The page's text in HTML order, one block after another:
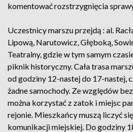
komentować rozstrzygnięcia
Uczestnicy marszu przejdą : al.
Lipową, Narutowicz, Głęboką,
Teatralny, gdzie w tym samym
piknik historyczny. Cała trasa
od godziny 12-nastej do 17-nastej,
żadne samochody. Ze względów
można korzystać z zatok i miejsc
rejonie. Mieszkańcy muszą liczyć
komunikacji miejskiej. Do godziny